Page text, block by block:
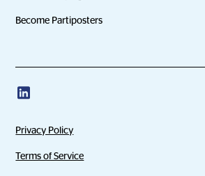
Become Partiposters
Privacy Policy
Terms of Service